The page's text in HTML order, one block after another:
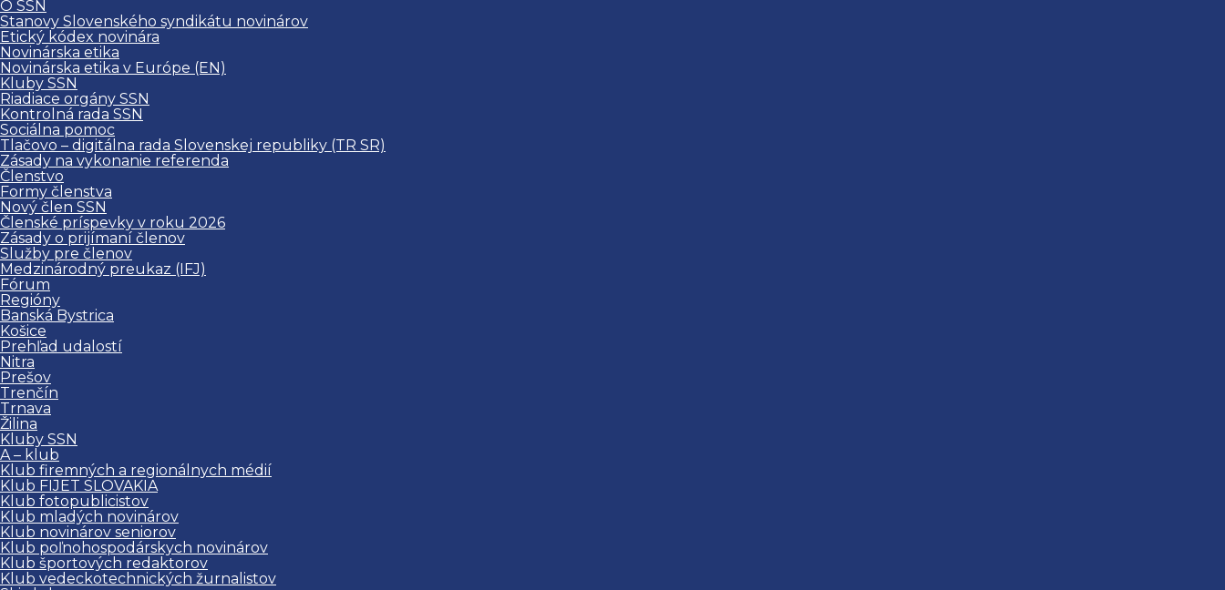
O SSN
Stanovy Slovenského syndikátu novinárov
Etický kódex novinára
Novinárska etika
Novinárska etika v Európe (EN)
Kluby SSN
Riadiace orgány SSN
Kontrolná rada SSN
Sociálna pomoc
Tlačovo – digitálna rada Slovenskej republiky (TR SR)
Zásady na vykonanie referenda
Členstvo
Formy členstva
Nový člen SSN
Členské príspevky v roku 2026
Zásady o prijímaní členov
Služby pre členov
Medzinárodný preukaz (IFJ)
Fórum
Regióny
Banská Bystrica
Košice
Prehľad udalostí
Nitra
Prešov
Trenčín
Trnava
Žilina
Kluby SSN
A – klub
Klub firemných a regionálnych médií
Klub FIJET SLOVAKIA
Klub fotopublicistov
Klub mladých novinárov
Klub novinárov seniorov
Klub poľnohospodárskych novinárov
Klub športových redaktorov
Klub vedeckotechnických žurnalistov